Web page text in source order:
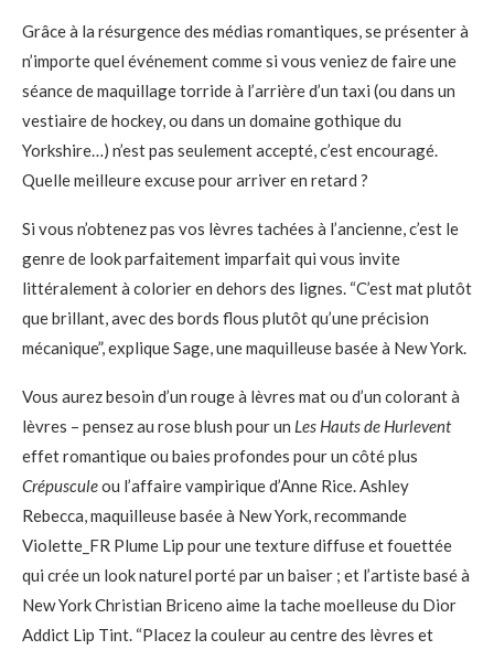
Grâce à la résurgence des médias romantiques, se présenter à
n’importe quel événement comme si vous veniez de faire une
séance de maquillage torride à l’arrière d’un taxi (ou dans un
vestiaire de hockey, ou dans un domaine gothique du
Yorkshire…) n’est pas seulement accepté, c’est encouragé.
Quelle meilleure excuse pour arriver en retard ?
Si vous n’obtenez pas vos lèvres tachées à l’ancienne, c’est le
genre de look parfaitement imparfait qui vous invite
littéralement à colorier en dehors des lignes. “C’est mat plutôt
que brillant, avec des bords flous plutôt qu’une précision
mécanique”, explique Sage, une maquilleuse basée à New York.
Vous aurez besoin d’un rouge à lèvres mat ou d’un colorant à
lèvres – pensez au rose blush pour un Les Hauts de Hurlevent
effet romantique ou baies profondes pour un côté plus
Crépusculeou l’affaire vampirique d’Anne Rice. Ashley
Rebecca, maquilleuse basée à New York, recommande
Violette_FR Plume Lip pour une texture diffuse et fouettée
qui crée un look naturel porté par un baiser ; et l’artiste basé à
New York Christian Briceno aime la tache moelleuse du Dior
Addict Lip Tint. “Placez la couleur au centre des lèvres et